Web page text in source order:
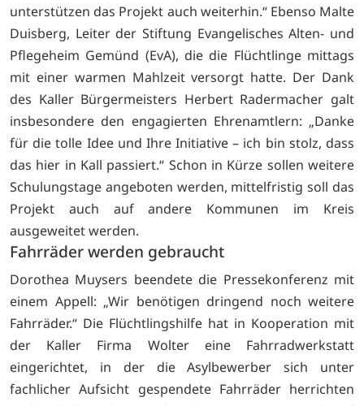
unterstützen das Projekt auch weiterhin.“ Ebenso Malte
Duisberg, Leiter der Stiftung Evangelisches Alten- und
Pflegeheim Gemünd (EvA), die die Flüchtlinge mittags
mit einer warmen Mahlzeit versorgt hatte. Der Dank
des Kaller Bürgermeisters Herbert Radermacher galt
insbesondere den engagierten Ehrenamtlern: „Danke
für die tolle Idee und Ihre Initiative – ich bin stolz, dass
das hier in Kall passiert.“ Schon in Kürze sollen weitere
Schulungstage angeboten werden, mittelfristig soll das
Projekt auch auf andere Kommunen im Kreis
ausgeweitet werden.
Fahrräder werden gebraucht
Dorothea Muysers beendete die Pressekonferenz mit
einem Appell: „Wir benötigen dringend noch weitere
Fahrräder.“ Die Flüchtlingshilfe hat in Kooperation mit
der Kaller Firma Wolter eine Fahrradwerkstatt
eingerichtet, in der die Asylbewerber sich unter
fachlicher Aufsicht gespendete Fahrräder herrichten